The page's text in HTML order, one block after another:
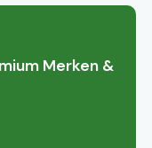
Merken &